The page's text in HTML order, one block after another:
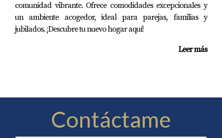
comunidad vibrante. Ofrece comodidades excepcionales y
un ambiente acogedor, ideal para parejas, familias y
jubilados. ¡Descubre tu nuevo hogar aquí!
Leer más
Contáctame